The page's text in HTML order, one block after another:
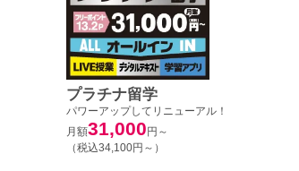
プラチナ留学
パワーアップしてリニューアル！
月額31,000 円～
（税込34,100円～）